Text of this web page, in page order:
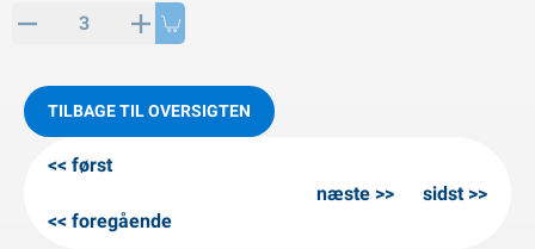
artikler
TILBAGE TIL OVERSIGTEN
først
foregående
næste sidst